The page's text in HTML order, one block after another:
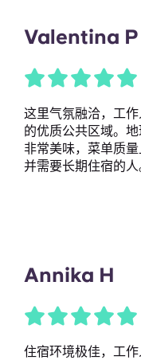
Valentina P
这里气氛融洽，工
的优质公共区域。
非常美味，菜单质
并需要长期住宿的人
Annika H
住宿环境极佳，工